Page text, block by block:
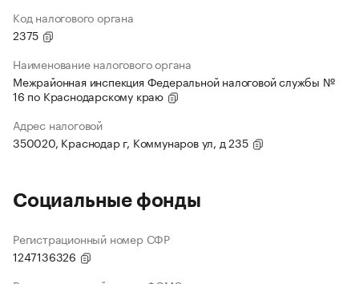
Код налогового органа
2375
Наименование налогового органа
Межрайонная инспекция Федеральной налоговой службы №
16 по Краснодарскому краю
Адрес налоговой
350020, Краснодар г, Коммунаров ул, д 235
Социальные фонды
Регистрационный номер СФР
1247136326